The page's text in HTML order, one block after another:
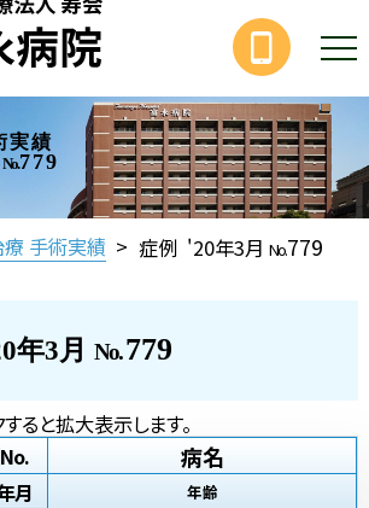
実績
No.779
手術実績 > 症例 '20年3月 No.779
年3月 No.779
ると拡大表示します。
月
病名
年齢